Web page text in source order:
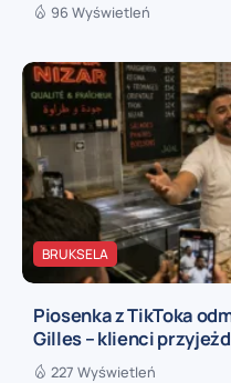
96 Wyświetleń
BRUKSELA
Piosenka z TikToka
Gilles – klienci
227 Wyświetleń